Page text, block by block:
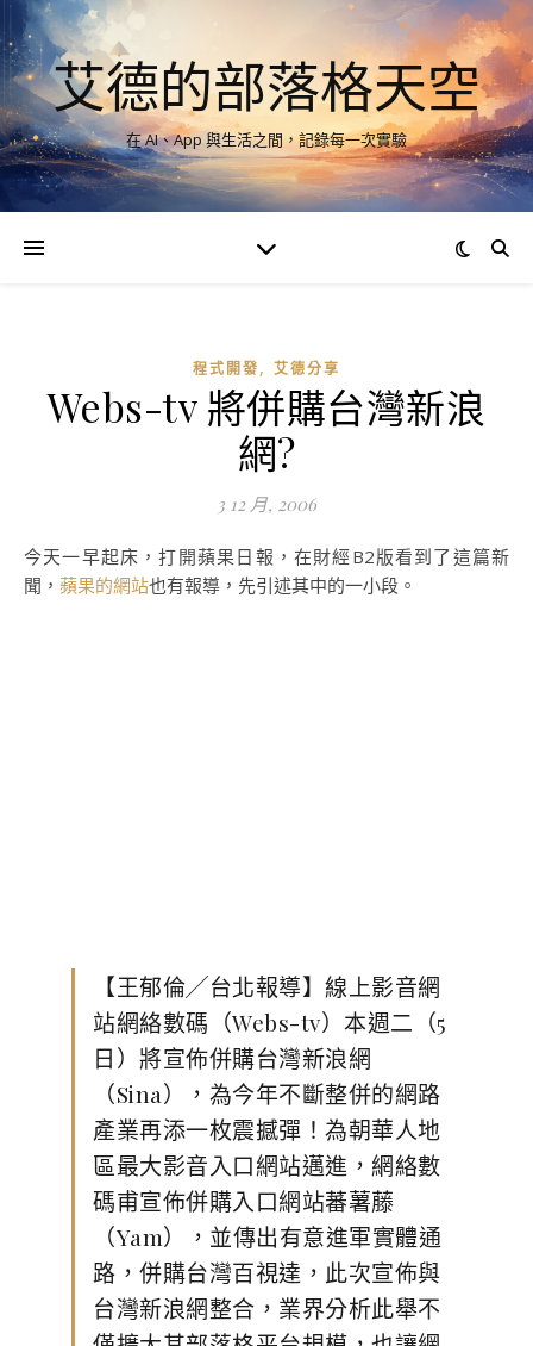
艾德的部落格天空
在 AI、App 與生活之間，記錄每一次實驗
程式開發, 艾德分享
Webs-tv 將併購台灣新浪
網?
3 12 月, 2006
今天一早起床，打開蘋果日報，在財經B2版看到了這篇新
聞， 蘋果的網站也有報導，先引述其中的一小段。
【王郁倫╱台北報導】線上影音網
站網絡數碼（Webs-tv）本週二（5
日）將宣佈併購台灣新浪網
（Sina），為今年不斷整併的網路
產業再添一枚震撼彈！為朝華人地
區最大影音入口網站邁進，網絡數
碼甫宣佈併購入口網站蕃薯藤
（Yam），並傳出有意進軍實體通
路，併購台灣百視達，此次宣佈與
台灣新浪網整合，業界分析此舉不